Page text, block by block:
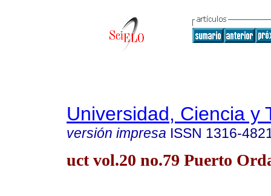
Universidad, Ciencia y
versión impresa ISSN 1316-
uct vol.20 no.79 Puerto